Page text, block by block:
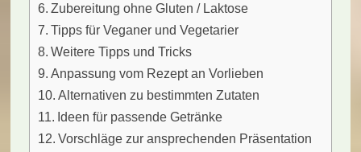
Zubereitung ohne Gluten / Laktose
Tipps für Veganer und Vegetarier
Weitere Tipps und Tricks
Anpassung vom Rezept an Vorlieben
Alternativen zu bestimmten Zutaten
Ideen für passende Getränke
Vorschläge zur ansprechenden Präsentation